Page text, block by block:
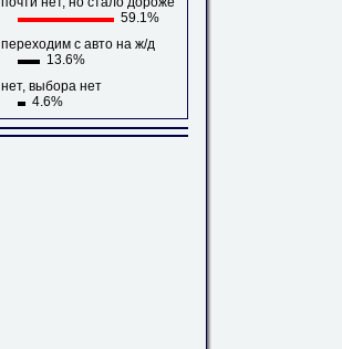
59.1%
переходим с авто на ж/д
13.6%
нет, выбора нет
4.6%